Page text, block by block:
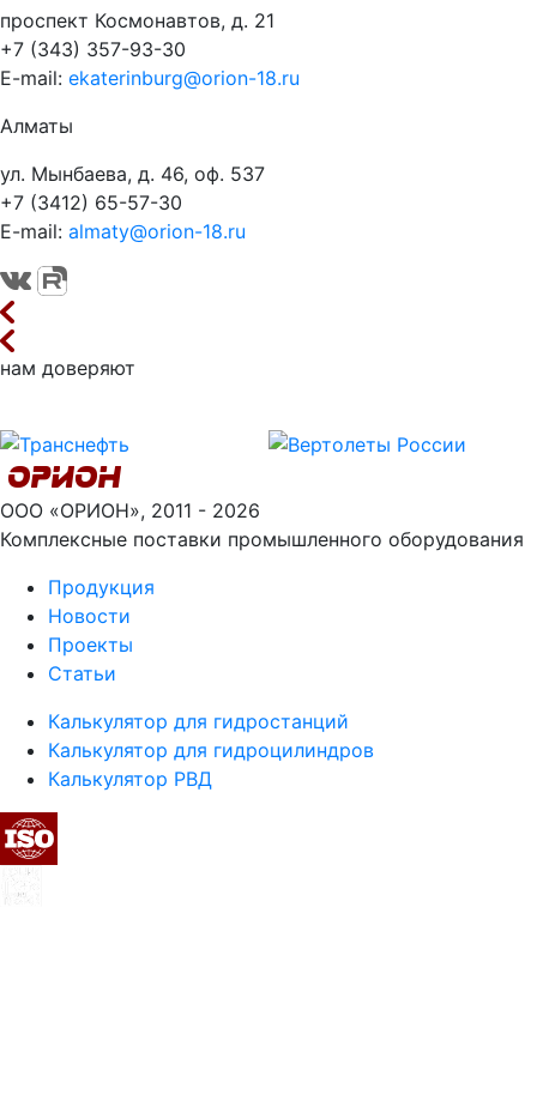
проспект Космонавтов, д. 21
+7 (343) 357-93-30
E-mail: ekaterinburg@orion-18.ru
Алматы
ул. Мынбаева, д. 46, оф. 537
+7 (3412) 65-57-30
E-mail: almaty@orion-18.ru
нам доверяют
ООО «ОРИОН», 2011 - 2026
Комплексные поставки промышленного оборудования
Продукция
Новости
Проекты
Статьи
Калькулятор для гидростанций
Калькулятор для гидроцилиндров
Калькулятор РВД